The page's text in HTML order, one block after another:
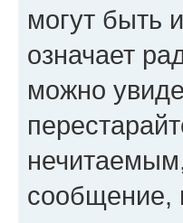
могут быть
означает
можно
сообщение,